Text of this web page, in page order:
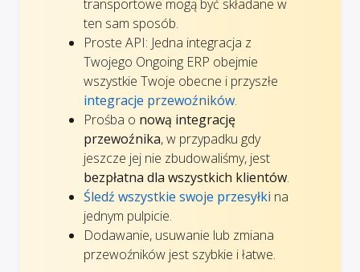
transportowe mogą być składane w
ten sam sposób.
Proste API: Jedna integracja z
Twojego Ongoing ERP obejmie
wszystkie Twoje obecne i przyszłe
integracje przewoźników.
Prośba o nową integrację
przewoźnika, w przypadku gdy
jeszcze jej nie zbudowaliśmy, jest
bezpłatna dla wszystkich klientów.
Śledź wszystkie swoje przesyłki na
jednym pulpicie.
Dodawanie, usuwanie lub zmiana
przewoźników jest szybkie i łatwe.